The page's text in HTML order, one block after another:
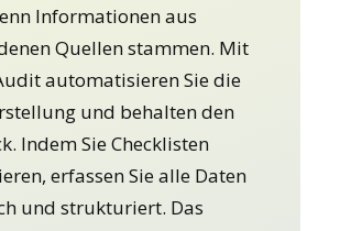
Informationen aus
Quellen stammen. Mit
automatisieren Sie die
und behalten den
Indem Sie Checklisten
erfassen Sie alle Daten
und strukturiert. Das